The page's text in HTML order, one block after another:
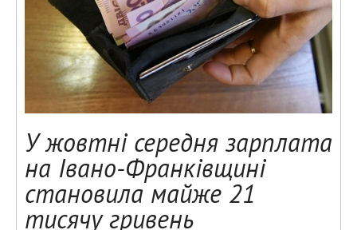
У жовтні середня зарплата
на Івано-Франківщині
становила майже 21
тисячу гривень